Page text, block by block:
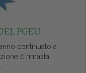
PGEU
continuato a
č rimasta